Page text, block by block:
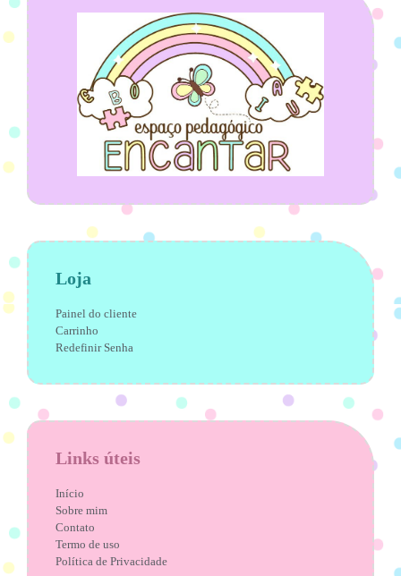
Loja
Painel do cliente
Carrinho
Redefinir Senha
Links úteis
Início
Sobre mim
Contato
Termo de uso
Política de Privacidade